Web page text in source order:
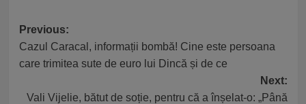
Post
navigation
Previous:
Cazul Caracal, informații bombă! Cine este persoana
care trimitea sute de euro lui Dincă și de ce
Next:
Vali Vijelie, bătut de soție, pentru că a înșelat-o: „Până